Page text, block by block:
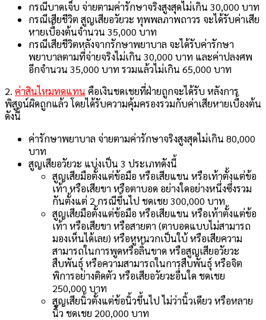
กรณีบาดเจ็บ จ่ายตามค่ารักษาจริงสูงสุดไม่เกิน 30,000 บาท
กรณีเสียชีวิต สูญเสียอวัยวะ ทุพพลภาพถาวร จะได้รับค่าเสีย
หายเบื้องต้นจำนวน 35,000 บาท
กรณีเสียชีวิตหลังจากรักษาพยาบาล จะได้รับค่ารักษา
พยาบาลตามที่จ่ายจริงไม่เกิน 30,000 บาท และค่าปลงศพ
อีกจำนวน 35,000 บาท รวมแล้วไม่เกิน 65,000 บาท
2. ค่าสินไหมทดแทน คือเงินชดเชยที่ฝ่ายถูกจะได้รับ หลังการ
พิสูจน์ผิดถูกแล้ว โดยได้รับความคุ้มครองรวมกับค่าเสียหายเบื้องต้น
ดังนี้
ค่ารักษาพยาบาล จ่ายตามค่ารักษาจริงสูงสุดไม่เกิน 80,000
บาท
สูญเสียอวัยวะ แบ่งเป็น 3 ประเภทดังนี้
สูญเสียมือตั้งแต่ข้อมือ หรือเสียแขน หรือเท้าตั้งแต่ข้อ
เท้า หรือเสียขา หรือตาบอด อย่างใดอย่างหนึ่งซึ่งรวม
กันตั้งแต่ 2 กรณีขึ้นไป ชดเชย 300,000 บาท
สูญเสียมือตั้งแต่ข้อมือ หรือเสียแขน หรือเท้าตั้งแต่ข้อ
เท้า หรือเสียขา หรือสายตา (ตาบอดแบบไม่สามารถ
มองเห็นได้เลย) หรือหูหนวกเป็นใบ้ หรือเสียความ
สามารถในการพูดหรือลิ้นขาด หรือสูญเสียอวัยวะ
สืบพันธุ์ หรือความสามารถในการสืบพันธุ์ หรือจิต
พิการอย่างติดตัว หรือเสียอวัยวะอื่นใด ชดเชย
250,000 บาท
สูญเสียนิ้วตั้งแต่ข้อนิ้วขึ้นไป ไม่ว่านิ้วเดียว หรือหลาย
นิ้ว ชดเชย 200,000 บาท